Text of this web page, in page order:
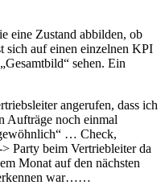
eine Zustand abbilden, ob
sich auf einen einzelnen KPI
sehen. Ein
angerufen, dass ich
Aufträge noch einmal
… Check,
Party beim Vertriebleiter da
Monat auf den nächsten
war……